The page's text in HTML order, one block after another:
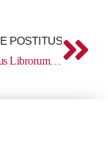
POSTITUS